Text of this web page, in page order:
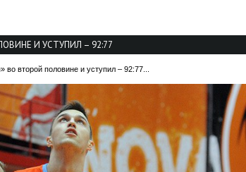
И УСТУПИЛ – 92:77
второй половине и уступил – 92:77...